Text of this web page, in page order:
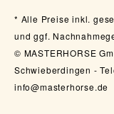
Alle Preise inkl.
und ggf.
© MASTERHORSE
Schwieberdingen -
info@masterhorse.de